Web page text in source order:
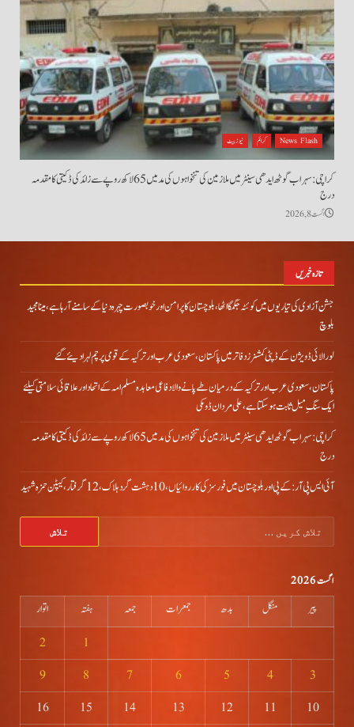
News Flash کرائم نیوز بیٹ
کراچی: سہراب گوٹھ ایدھی سینٹر میں ملازمین کی تنخواہوں کی مد میں 65 لاکھ روپے سے زائد کی ڈکیتی کا مقدمہ
درج
اگست 8, 2026
تازہ خبریں
جشن آزادی کی تیاریوں میں کوئٹہ جگمگا اٹھا، بلوچستان کا پرامن اور خوبصورت چہرہ دنیا کے سامنے آ رہا ہے، مینا مجید
بلوچ
لورالائی ڈویژن کے ڈپٹی کمشنرز دفاتر میں پاکستان، سعودی عرب اور ترکیہ کے قومی پرچم لہرا دیئے گئے
پاکستان، سعودی عرب اور ترکیہ کے درمیان طے پانے والا دفاعی معاہدہ مسلم امہ کے اتحاد اور علاقائی سلامتی کیلئے
ایک سنگِ میل ثابت ہو سکتا ہے، علی مردان ڈومکی
کراچی: سہراب گوٹھ ایدھی سینٹر میں ملازمین کی تنخواہوں کی مد میں 65 لاکھ روپے سے زائد کی ڈکیتی کا مقدمہ
درج
آئی ایس پی آر: کے پی اور بلوچستان میں فورسز کی کارروائیاں، 10 دہشت گرد ہلاک، 12 گرفتار، کیپٹن حمزہ شہید
کریں
اگست 2026
پیر منگل بدھ جمعرات جمعہ ہفتہ
اتوار
1
2
3
4
5
6
7
8
9
10
11
12
13
14
15
16